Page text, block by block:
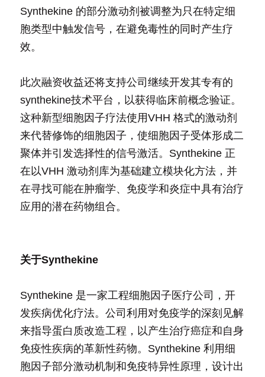
Synthekine 的部分激动剂被调整为只在特定细
胞类型中触发信号，在避免毒性的同时产生疗
效。
此次融资收益还将支持公司继续开发其专有的
synthekine技术平台，以获得临床前概念验证。
这种新型细胞因子疗法使用VHH 格式的激动剂
来代替修饰的细胞因子，使细胞因子受体形成二
聚体并引发选择性的信号激活。Synthekine 正
在以VHH 激动剂库为基础建立模块化方法，并
在寻找可能在肿瘤学、免疫学和炎症中具有治疗
应用的潜在药物组合。
关于Synthekine
Synthekine 是一家工程细胞因子医疗公司，开
发疾病优化疗法。公司利用对免疫学的深刻见解
来指导蛋白质改造工程，以产生治疗癌症和自身
免疫性疾病的革新性药物。Synthekine 利用细
胞因子部分激动机制和免疫特异性原理，设计出